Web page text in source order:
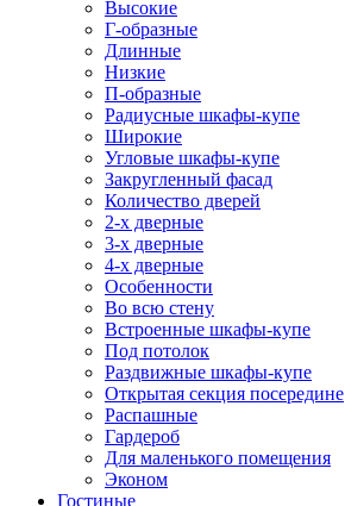
Высокие
Г-образные
Длинные
Низкие
П-образные
Радиусные шкафы-купе
Широкие
Угловые шкафы-купе
Закругленный фасад
Количество дверей
2-х дверные
3-х дверные
4-х дверные
Особенности
Во всю стену
Встроенные шкафы-купе
Под потолок
Раздвижные шкафы-купе
Открытая секция посередине
Распашные
Гардероб
Для маленького помещения
Эконом
Гостиные